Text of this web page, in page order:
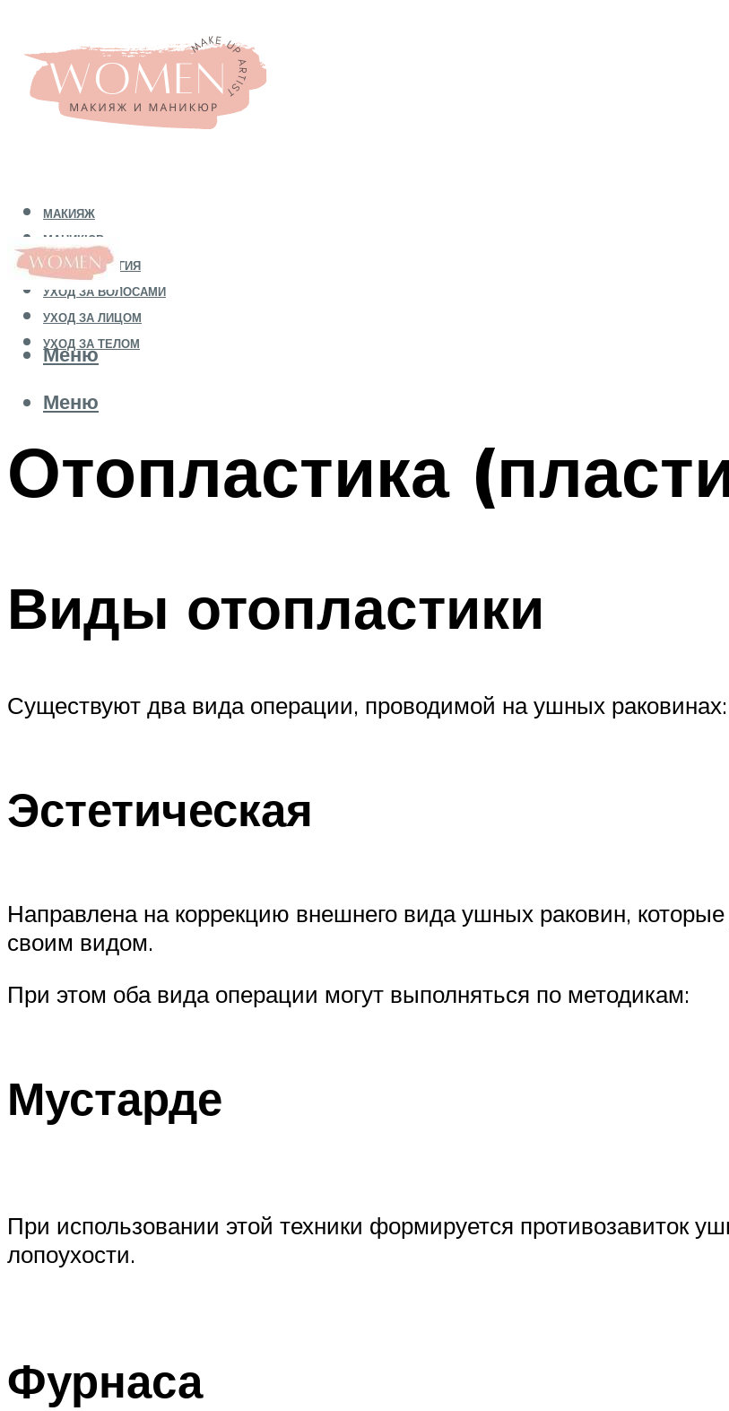
МАКИЯЖ
МАНИКЮР
КОСМЕТОЛОГИЯ
УХОД ЗА ВОЛОСАМИ
УХОД ЗА ЛИЦОМ
УХОД ЗА ТЕЛОМ
Меню
Меню
Отопластика
Виды отопластики
Существуют два вида операции, проводимой на ушных раковинах:
Эстетическая
Направлена на коррекцию внешнего вида ушных раковин,
своим видом.
При этом оба вида операции могут выполняться по методикам:
Мустарде
При использовании этой техники формируется противозавиток
лопоухости.
Фурнаса